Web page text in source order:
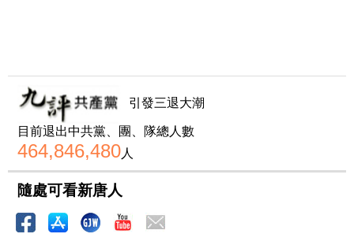
引發三退大潮
目前退出中共黨、團、隊總人數
464,846,480人
隨處可看新唐人